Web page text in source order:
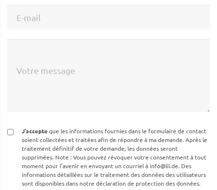
E-mail
Votre message
J’accepteque les informations fournies dans le formulaire de contact
soient collectées et traitées afin de répondre à ma demande. Après le
traitement définitif de votre demande, les données seront
supprimées. Note : Vous pouvez révoquer votre consentement à tout
moment pour l’avenir en envoyant un courriel à info@lii.de. Des
informations détaillées sur le traitement des données des utilisateurs
sont disponibles dans notre déclaration de protection des données.